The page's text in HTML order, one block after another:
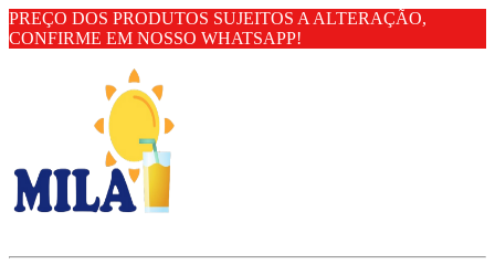
PREÇO DOS PRODUTOS SUJEITOS A ALTERAÇÃO,
CONFIRME EM NOSSO WHATSAPP!